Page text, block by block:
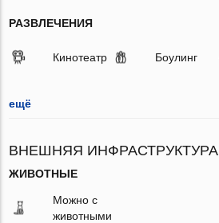
РАЗВЛЕЧЕНИЯ
Кинотеатр Боулинг
ещё
ВНЕШНЯЯ ИНФРАСТРУКТУРА
ЖИВОТНЫЕ
Можно с
животными